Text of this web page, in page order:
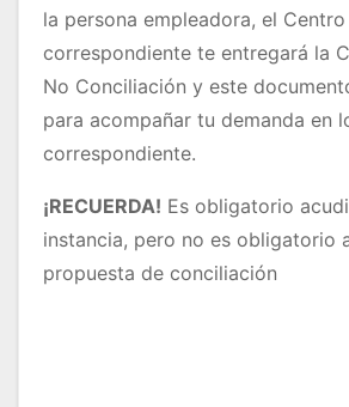
la persona empleadora, el
correspondiente te entregará la
No Conciliación y este
para acompañar tu demanda en
correspondiente.
¡RECUERDA! Es obligatorio
instancia, pero no es obligatorio
propuesta de conciliación